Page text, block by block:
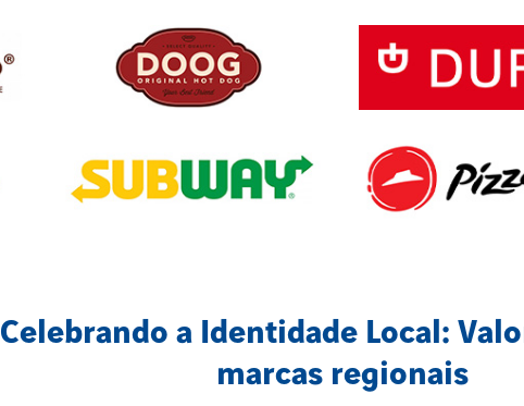
Celebrando a Identidade Local:
marcas regionais